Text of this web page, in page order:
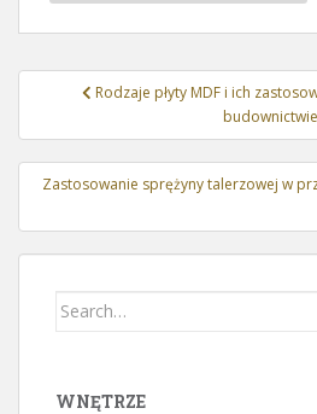
NawigacjaRodzaje płyty MDF i ich
budownictwie
Zastosowanie sprężyny talerzowej w
Search
WNĘTRZE